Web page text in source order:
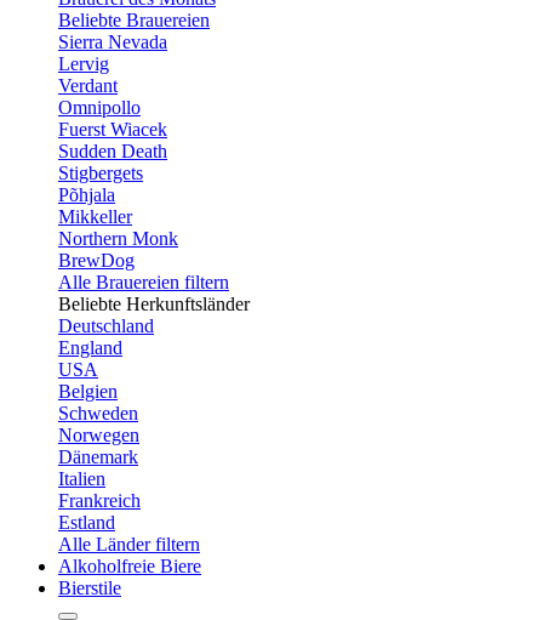
Beliebte Brauereien
Sierra Nevada
Lervig
Verdant
Omnipollo
Fuerst Wiacek
Sudden Death
Stigbergets
Põhjala
Mikkeller
Northern Monk
BrewDog
Alle Brauereien filtern
Beliebte Herkunftsländer
Deutschland
England
USA
Belgien
Schweden
Norwegen
Dänemark
Italien
Frankreich
Estland
Alle Länder filtern
Alkoholfreie Biere
Bierstile